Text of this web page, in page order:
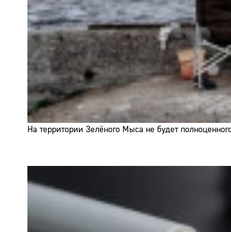
На территории Зелёного Мыса не будет